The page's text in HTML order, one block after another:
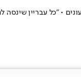
• "כל עבריין שינסה